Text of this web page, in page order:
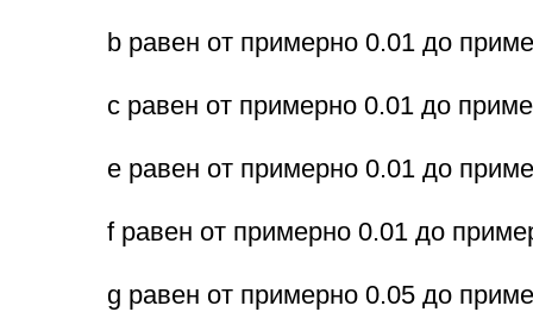
b равен от примерно 0.01 до
с равен от примерно 0.01 до
е равен от примерно 0.01 до
f равен от примерно 0.01 до
g равен от примерно 0.05 до